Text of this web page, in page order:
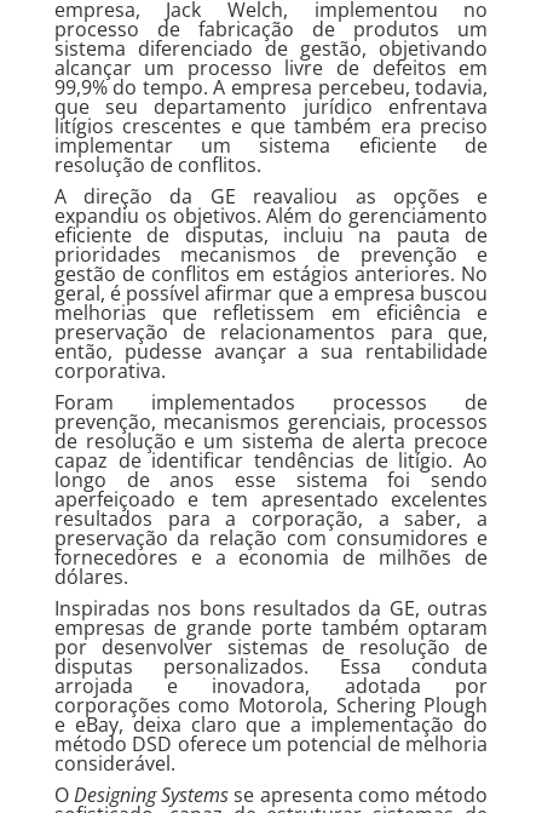
empresa, Jack Welch, implementou no
processo de fabricação de produtos um
sistema diferenciado de gestão, objetivando
alcançar um processo livre de defeitos em
99,9% do tempo. A empresa percebeu, todavia,
que seu departamento jurídico enfrentava
litígios crescentes e que também era preciso
implementar um sistema eficiente de
resolução de conflitos.
A direção da GE reavaliou as opções e
expandiu os objetivos. Além do gerenciamento
eficiente de disputas, incluiu na pauta de
prioridades mecanismos de prevenção e
gestão de conflitos em estágios anteriores. No
geral, é possível afirmar que a empresa buscou
melhorias que refletissem em eficiência e
preservação de relacionamentos para que,
então, pudesse avançar a sua rentabilidade
corporativa.
Foram implementados processos de
prevenção, mecanismos gerenciais, processos
de resolução e um sistema de alerta precoce
capaz de identificar tendências de litígio. Ao
longo de anos esse sistema foi sendo
aperfeiçoado e tem apresentado excelentes
resultados para a corporação, a saber, a
preservação da relação com consumidores e
fornecedores e a economia de milhões de
dólares.
Inspiradas nos bons resultados da GE, outras
empresas de grande porte também optaram
por desenvolver sistemas de resolução de
disputas personalizados. Essa conduta
arrojada e inovadora, adotada por
corporações como Motorola, Schering Plough
e eBay, deixa claro que a implementação do
método DSD oferece um potencial de melhoria
considerável.
ODesigning Systemsse apresenta como método